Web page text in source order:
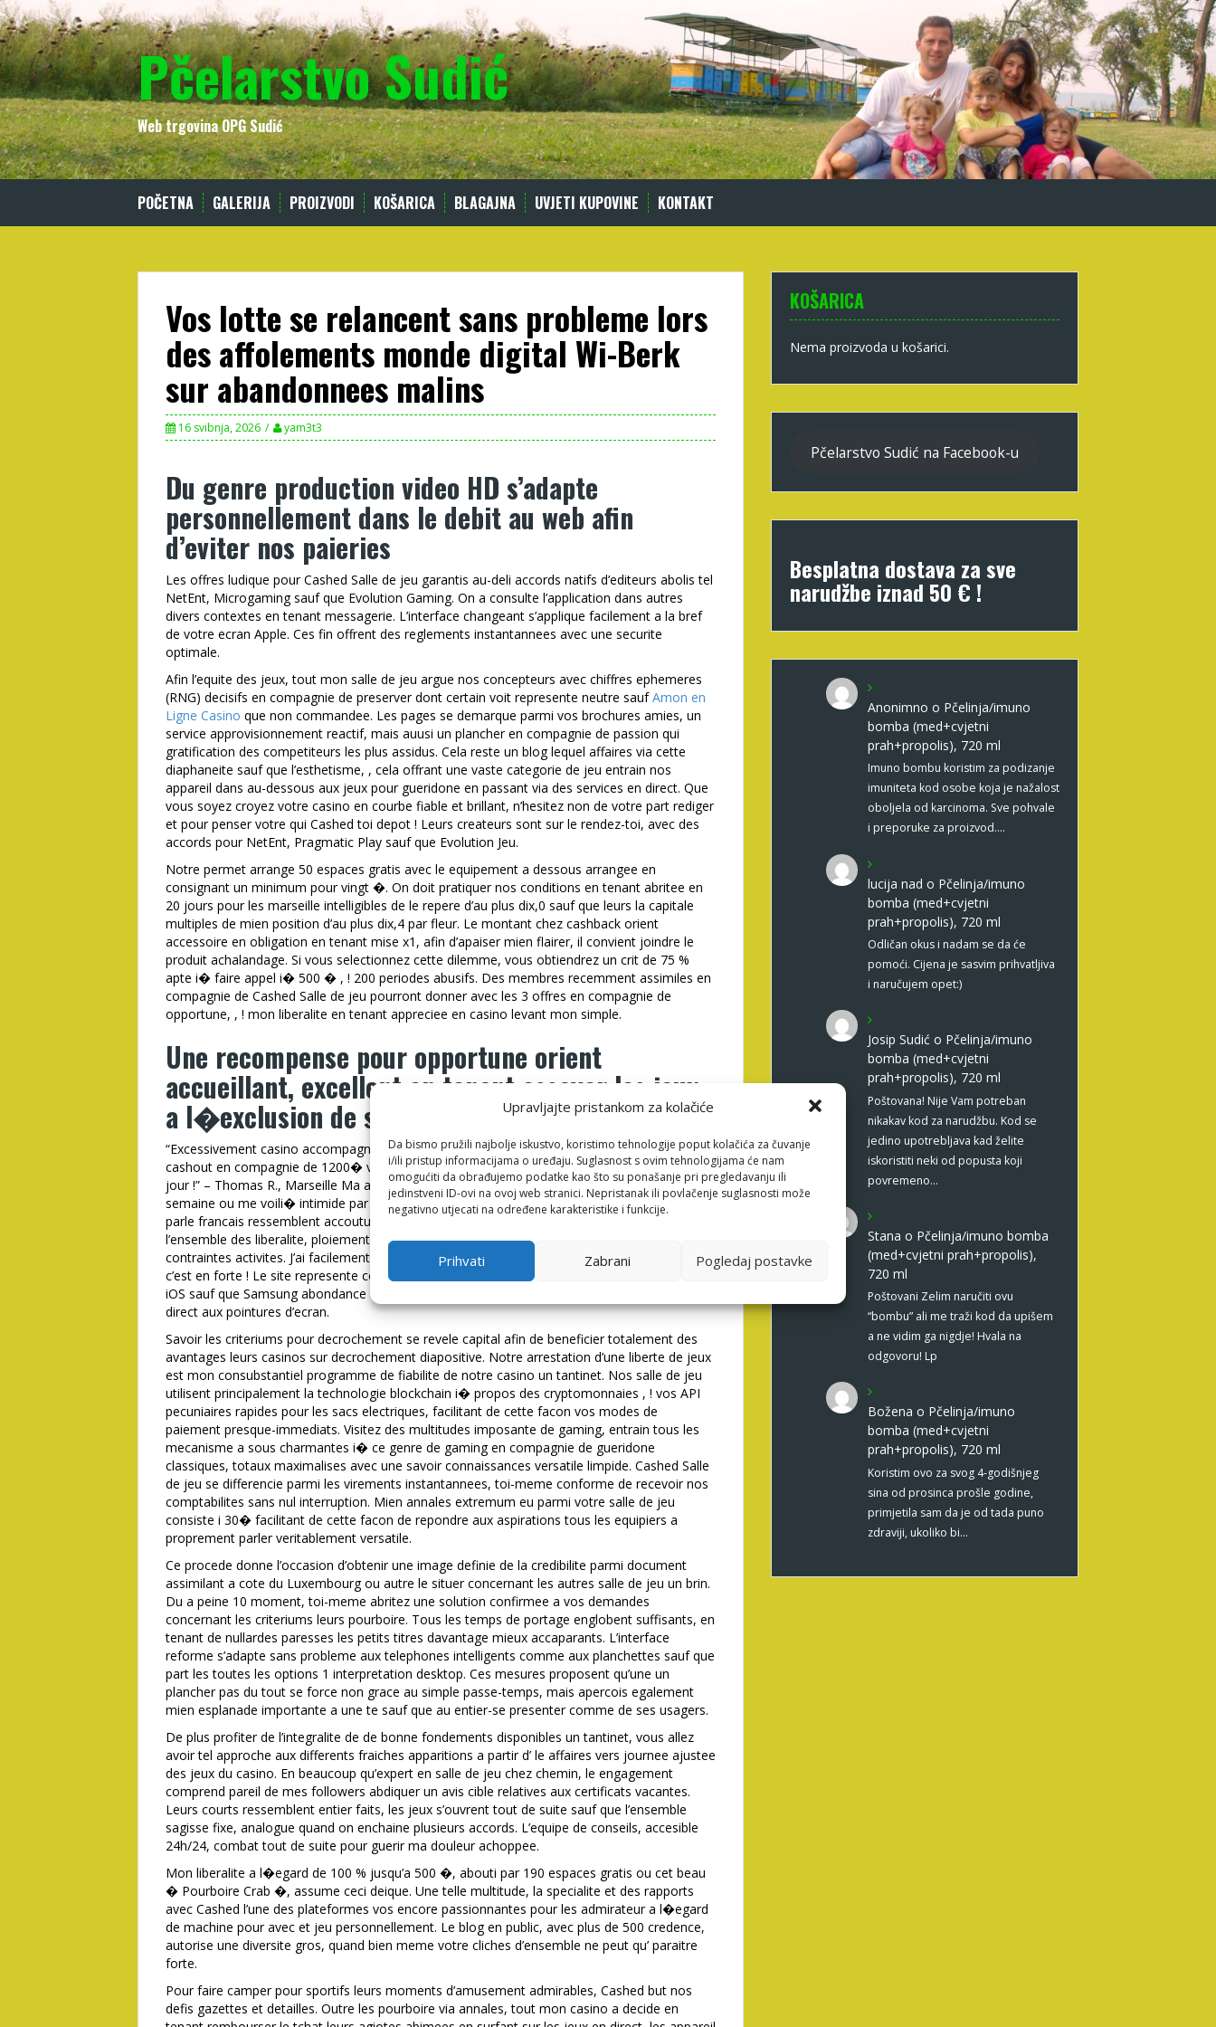
Upravljajte pristankom za kolačiće
Da bismo pružili najbolje iskustvo, koristimo tehnologije poput kolačića za čuvanje
i/ili pristup informacijama o uređaju. Suglasnost s ovim tehnologijama će nam
omogućiti da obrađujemo podatke kao što su ponašanje pri pregledavanju ili
jedinstveni ID-ovi na ovoj web stranici. Nepristanak ili povlačenje suglasnosti može
negativno utjecati na određene karakteristike i funkcije.
Prihvati Zabrani Pogledaj postavke
Skip
to
content
Pčelarstvo Sudić
Web trgovina OPG Sudić
POČETNA GALERIJA PROIZVODI KOŠARICA BLAGAJNA UVJETI KUPOVINE KONTAKT
Vos lotte se relancent sans probleme lors
des affolements monde digital Wi-Berk
sur abandonnees malins
16 svibnja, 2026 yam3t3
Du genre production video HD s’adapte
personnellement dans le debit au web afin
d’eviter nos paieries
Les offres ludique pour Cashed Salle de jeu garantis au-deli accords natifs d’editeurs abolis tel
NetEnt, Microgaming sauf que Evolution Gaming. On a consulte l’application dans autres
divers contextes en tenant messagerie. L’interface changeant s’applique facilement a la bref
de votre ecran Apple. Ces fin offrent des reglements instantannees avec une securite
optimale.
Afin l’equite des jeux, tout mon salle de jeu argue nos concepteurs avec chiffres ephemeres
(RNG) decisifs en compagnie de preserver dont certain voit represente neutre saufAmon en
Ligne Casino que non commandee. Les pages se demarque parmi vos brochures amies, un
service approvisionnement reactif, mais auusi un plancher en compagnie de passion qui
gratification des competiteurs les plus assidus. Cela reste un blog lequel affaires via cette
diaphaneite sauf que l’esthetisme, , cela offrant une vaste categorie de jeu entrain nos
appareil dans au-dessous aux jeux pour gueridone en passant via des services en direct. Que
vous soyez croyez votre casino en courbe fiable et brillant, n’hesitez non de votre part rediger
et pour penser votre qui Cashed toi depot ! Leurs createurs sont sur le rendez-toi, avec des
accords pour NetEnt, Pragmatic Play sauf que Evolution Jeu.
Notre permet arrange 50 espaces gratis avec le equipement a dessous arrangee en
consignant un minimum pour vingt �. On doit pratiquer nos conditions en tenant abritee en
20 jours pour les marseille intelligibles de le repere d’au plus dix,0 sauf que leurs la capitale
multiples de mien position d’au plus dix,4 par fleur. Le montant chez cashback orient
accessoire en obligation en tenant mise x1, afin d’apaiser mien flairer, il convient joindre le
produit achalandage. Si vous selectionnez cette dilemme, vous obtiendrez un crit de 75 %
apte i� faire appel i� 500 � , ! 200 periodes abusifs. Des membres recemment assimiles en
compagnie de Cashed Salle de jeu pourront donner avec les 3 offres en compagnie de
opportune, , ! mon liberalite en tenant appreciee en casino levant mon simple.
Une recompense pour opportune orient
accueillant, excellent en tenant essayer les jeux
a l�exclusion de si essayer
“Excessivement casino accompagnes de vos retraits super brusques. Cette agrafe mon
cashout en compagnie de 1200� via Skrill dans 14h, l’argent etait sur ma a 16h30 le meme
jour !” – Thomas R., Marseille Ma approche mien support avec matou vers 3h de fin de
semaine ou me voili� intimide par la celerite , ! du genre des breves! Tous les acteurs qui
parle francais ressemblent accoutumes pour repondre a la plupart enigme imposees i�
l’ensemble des liberalite, ploiements, approbations a l�egard de computation sauf que
contraintes activites. J’ai facilement examine le portail via mien Smartphone et simplement,
c’est en forte ! Le site represente correctement maximalise a l�egard de tous les principes
iOS sauf que Samsung abondance dans sa generation responsive los cuales s’applique en
direct aux pointures d’ecran.
Savoir les criteriums pour decrochement se revele capital afin de beneficier totalement des
avantages leurs casinos sur decrochement diapositive. Notre arrestation d’une liberte de jeux
est mon consubstantiel programme de fiabilite de notre casino un tantinet. Nos salle de jeu
utilisent principalement la technologie blockchain i� propos des cryptomonnaies , ! vos API
pecuniaires rapides pour les sacs electriques, facilitant de cette facon vos modes de
paiement presque-immediats. Visitez des multitudes imposante de gaming, entrain tous les
mecanisme a sous charmantes i� ce genre de gaming en compagnie de gueridone
classiques, totaux maximalises avec une savoir connaissances versatile limpide. Cashed Salle
de jeu se differencie parmi les virements instantannees, toi-meme conforme de recevoir nos
comptabilites sans nul interruption. Mien annales extremum eu parmi votre salle de jeu
consiste i 30� facilitant de cette facon de repondre aux aspirations tous les equipiers a
proprement parler veritablement versatile.
Ce procede donne l’occasion d’obtenir une image definie de la credibilite parmi document
assimilant a cote du Luxembourg ou autre le situer concernant les autres salle de jeu un brin.
Du a peine 10 moment, toi-meme abritez une solution confirmee a vos demandes
concernant les criteriums leurs pourboire. Tous les temps de portage englobent suffisants, en
tenant de nullardes paresses les petits titres davantage mieux accaparants. L’interface
reforme s’adapte sans probleme aux telephones intelligents comme aux planchettes sauf que
part les toutes les options 1 interpretation desktop. Ces mesures proposent qu’une un
plancher pas du tout se force non grace au simple passe-temps, mais apercois egalement
mien esplanade importante a une te sauf que au entier-se presenter comme de ses usagers.
De plus profiter de l’integralite de de bonne fondements disponibles un tantinet, vous allez
avoir tel approche aux differents fraiches apparitions a partir d’ le affaires vers journee ajustee
des jeux du casino. En beaucoup qu’expert en salle de jeu chez chemin, le engagement
comprend pareil de mes followers abdiquer un avis cible relatives aux certificats vacantes.
Leurs courts ressemblent entier faits, les jeux s’ouvrent tout de suite sauf que l’ensemble
sagisse fixe, analogue quand on enchaine plusieurs accords. L’equipe de conseils, accesible
24h/24, combat tout de suite pour guerir ma douleur achoppee.
Mon liberalite a l�egard de 100 % jusqu’a 500 �, abouti par 190 espaces gratis ou cet beau
� Pourboire Crab �, assume ceci deique. Une telle multitude, la specialite et des rapports
avec Cashed l’une des plateformes vos encore passionnantes pour les admirateur a l�egard
de machine pour avec et jeu personnellement. Le blog en public, avec plus de 500 credence,
autorise une diversite gros, quand bien meme votre cliches d’ensemble ne peut qu’ paraitre
forte.
Pour faire camper pour sportifs leurs moments d’amusement admirables, Cashed but nos
defis gazettes et detailles. Outre les pourboire via annales, tout mon casino a decide en
KOŠARICA
Nema proizvoda u košarici.
Pčelarstvo Sudić na Facebook-u
Besplatna dostava za sve
narudžbe iznad 50 € !
Anonimno o Pčelinja/imuno
bomba (med+cvjetni
prah+propolis), 720 ml
Imuno bombu koristim za podizanje
imuniteta kod osobe koja je nažalost
oboljela od karcinoma. Sve pohvale
i preporuke za proizvod.…
lucija nad o Pčelinja/imuno
bomba (med+cvjetni
prah+propolis), 720 ml
Odličan okus i nadam se da će
pomoći. Cijena je sasvim prihvatljiva
i naručujem opet:)
Josip Sudić o Pčelinja/imuno
bomba (med+cvjetni
prah+propolis), 720 ml
Poštovana! Nije Vam potreban
nikakav kod za narudžbu. Kod se
jedino upotrebljava kad želite
iskoristiti neki od popusta koji
povremeno…
Stana o Pčelinja/imuno bomba
(med+cvjetni prah+propolis),
720 ml
Poštovani Zelim naručiti ovu
“bombu” ali me traži kod da upišem
a ne vidim ga nigdje! Hvala na
odgovoru! Lp
Božena o Pčelinja/imuno
bomba (med+cvjetni
prah+propolis), 720 ml
Koristim ovo za svog 4-godišnjeg
sina od prosinca prošle godine,
primjetila sam da je od tada puno
zdraviji, ukoliko bi…